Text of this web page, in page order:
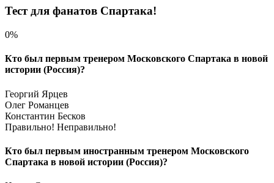
Тест для фанатов Спартака!
0%
Кто был первым тренером Московского Спартака в новой
истории (Россия)?
Георгий Ярцев
Олег Романцев
Константин Бесков
Правильно! Неправильно!
Кто был первым иностранным тренером Московского
Спартака в новой истории (Россия)?